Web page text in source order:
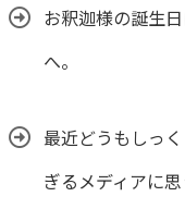
お釈迦様の誕生
へ。
最近どうもしっ
ぎるメディアに思